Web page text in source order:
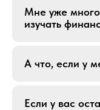
Мне уже
изучать
А что, если у
Если у вас